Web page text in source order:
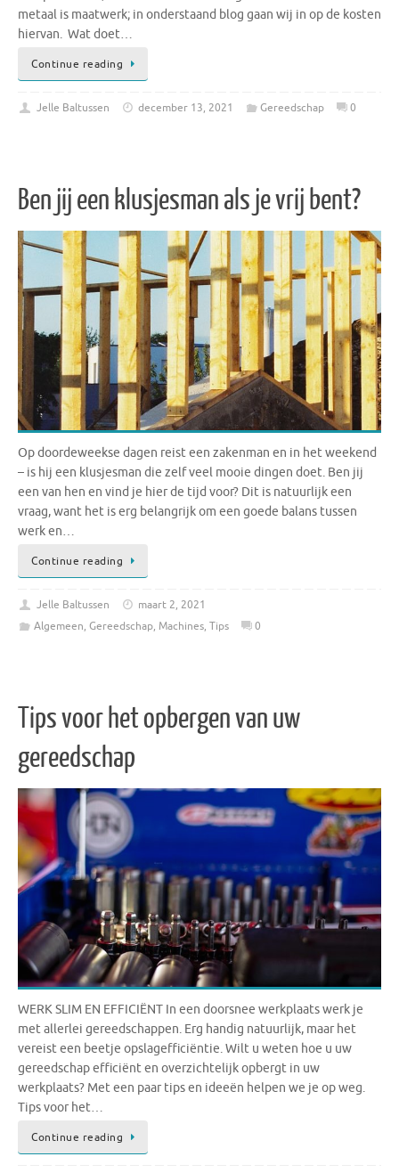
metaal is maatwerk; in onderstaand blog gaan wij in op de kosten
hiervan. Wat doet…
Continue reading
Jelle Baltussen december 13, 2021 Gereedschap 0
Ben jij een klusjesman als je vrij bent?
Op doordeweekse dagen reist een zakenman en in het weekend
– is hij een klusjesman die zelf veel mooie dingen doet. Ben jij
een van hen en vind je hier de tijd voor? Dit is natuurlijk een
vraag, want het is erg belangrijk om een ​​goede balans tussen
werk en…
Continue reading
Jelle Baltussen
maart 2, 2021
Algemeen, Gereedschap, Machines, Tips 0
Tips voor het opbergen van uw
gereedschap
WERK SLIM EN EFFICIËNT In een doorsnee werkplaats werk je
met allerlei gereedschappen. Erg handig natuurlijk, maar het
vereist een beetje opslagefficiëntie. Wilt u weten hoe u uw
gereedschap efficiënt en overzichtelijk opbergt in uw
werkplaats? Met een paar tips en ideeën helpen we je op weg.
Tips voor het…
Continue reading